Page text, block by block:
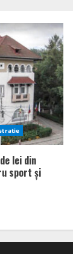
lei din
sport și